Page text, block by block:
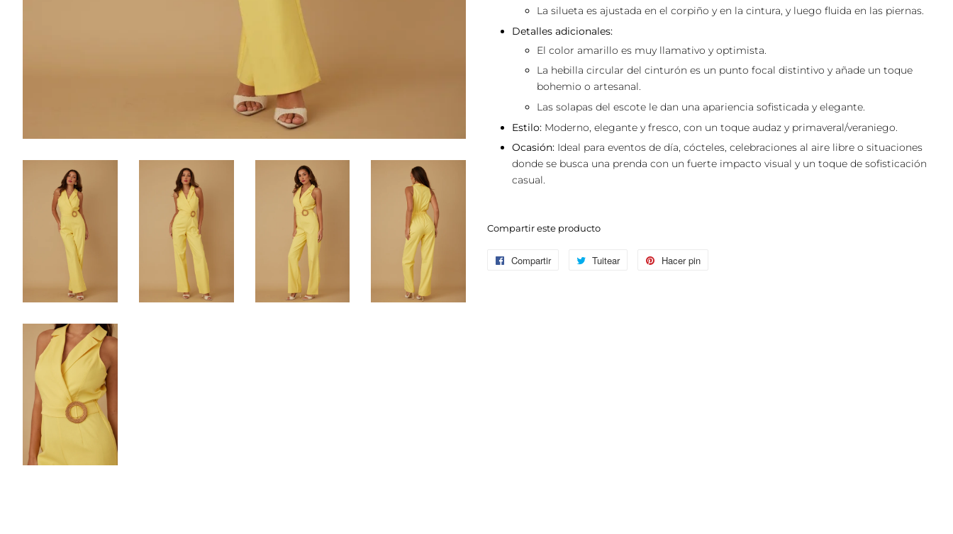
La silueta es ajustada en el corpiño y en la cintura, y luego fluida en las piernas.
Detalles adicionales:
El color amarillo es muy llamativo y optimista.
La hebilla circular del cinturón es un punto focal distintivo y añade un toque
bohemio o artesanal.
Las solapas del escote le dan una apariencia sofisticada y elegante.
Estilo: Moderno, elegante y fresco, con un toque audaz y primaveral/veraniego.
Ocasión: Ideal para eventos de día, cócteles, celebraciones al aire libre o situaciones
donde se busca una prenda con un fuerte impacto visual y un toque de sofisticación
casual.
Compartir este producto
Compartir
CompartirTuitear
Tuitear Hacer pin